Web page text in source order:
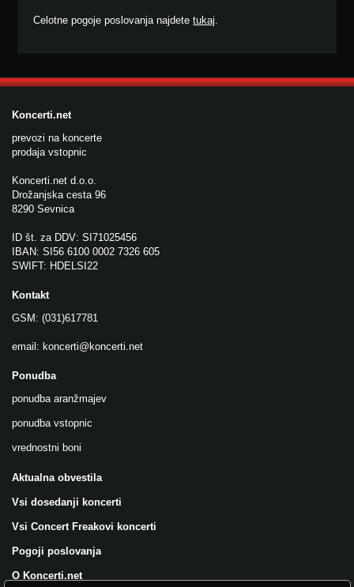
Celotne pogoje poslovanja najdetetukaj.
Koncerti.net
prevozi na koncerte
prodaja vstopnic
Koncerti.net d.o.o.
Drožanjska cesta 96
8290 Sevnica
ID št. za DDV: SI71025456
IBAN: SI56 6100 0002 7326 605
SWIFT: HDELSI22
Kontakt
GSM: (031)617781
email: koncerti@koncerti.net
Ponudba
ponudba aranžmajev
ponudba vstopnic
vrednostni boni
Aktualna obvestila
Vsi dosedanji koncerti
Vsi Concert Freakovi koncerti
Pogoji poslovanja
O Koncerti.net